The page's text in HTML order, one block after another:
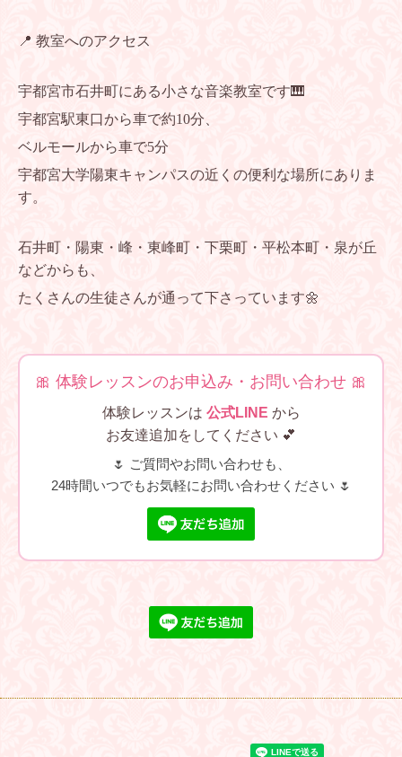
📍 教室へのアクセス
宇都宮市石井町にある小さな音楽教室です🎹
宇都宮駅東口から車で約10分、
ベルモールから車で5分
宇都宮大学陽東キャンパスの近くの便利な場所にありま
す。
石井町・陽東・峰・東峰町・下栗町・平松本町・泉が丘
などからも、
たくさんの生徒さんが通って下さっています🌼
🎀 体験レッスンのお申込み・お問い合わせ 🎀
体験レッスンは 公式LINE から
お友達追加をしてください 💕
🌷 ご質問やお問い合わせも、
24時間いつでもお気軽にお問い合わせください 🌷